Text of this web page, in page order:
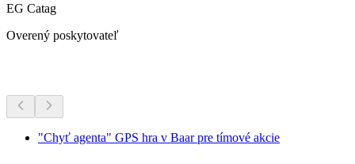
EG Catag
Overený poskytovateľ
"Chyť agenta" GPS hra v Baar pre tímové akcie